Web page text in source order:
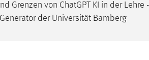
Grenzen von ChatGPT KI in der Lehre
der Universität Bamberg